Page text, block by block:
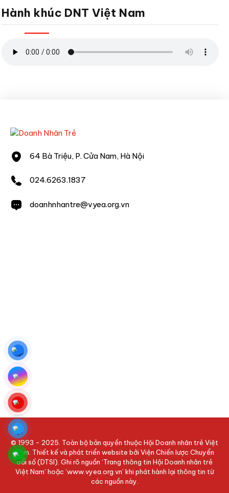
Hành khúc DNT Việt Nam
64 Bà Triệu, P. Cửa Nam, Hà Nội
024.6263.1837
doanhnhantre@vyea.org.vn
© 1993 - 2025. Toàn bộ bản quyền thuộc Hội Doanh nhân trẻ Việt
Nam. Thiết kế và phát triển website bởi Viện Chiến lược Chuyển
đổi số (DTSI). Ghi rõ nguồn ‘Trang thông tin Hội Doanh nhân trẻ
Việt Nam’ hoặc ‘www.vyea.org.vn’ khi phát hành lại thông tin từ
các nguồn này.